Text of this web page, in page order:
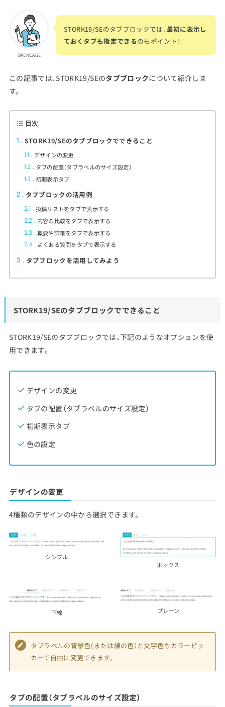
OPENCAGE
STORK19/SEのタブブロックでは、 最初に表示し
ておくタブも指定できるのもポイント！
この記事では、STORK19/SEのタブブロックについて紹介しま
す。
目次
1 STORK19/SEのタブブロックでできること
1.1 デザインの変更
1.2 タブの配置（タブラベルのサイズ設定）
1.3 初期表示タブ
2 タブブロックの活用例
2.1 投稿リストをタブで表示する
2.2 内容の比較をタブで表示する
2.3 概要や詳細をタブで表示する
2.4 よくある質問をタブで表示する
3 タブブロックを活用してみよう
STORK19/SEのタブブロックでできること
STORK19/SEのタブブロックでは、下記のようなオプションを使
用できます。
デザインの変更
タブの配置（タブラベルのサイズ設定）
初期表示タブ
色の設定
デザインの変更
4種類のデザインの中から選択できます。
シンプル
ボックス
下線 プレーン
タブラベルの背景色（または線の色）と文字色もカラーピッ
カーで自由に変更できます。
タブの配置（タブラベルのサイズ設定）